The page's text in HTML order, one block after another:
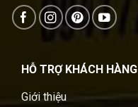
HỖ TRỢ KHÁCH HÀNG
Giới thiệu